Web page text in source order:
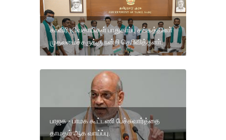
காவிரி விவசாயிகள் பாதுகாப்பு சங்கத்தினா்
முதலமைச்சருக்கு நன்றி தெரிவித்தனா்.
பாஜக - பாமக கூட்டணி பேச்சுவார்த்தை
தாமதம் ஆக வாய்ப்பு.